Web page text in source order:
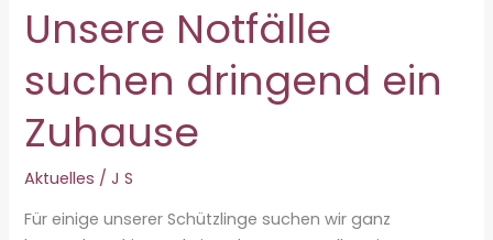
Unsere Notfälle
suchen dringend ein
Zuhause
Aktuelles /J S
Für einige unserer Schützlinge suchen wir ganz